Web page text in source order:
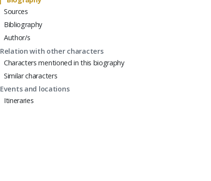
Sources
Bibliography
Author/s
Relation with other characters
Characters mentioned in this biography
Similar characters
Events and locations
Itineraries